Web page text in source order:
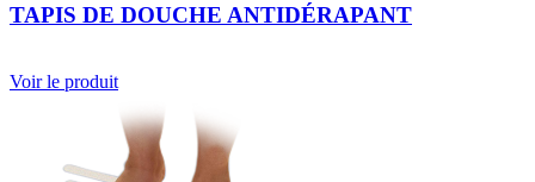
TAPIS DE DOUCHE ANTIDÉRAPANT
Voir le produit